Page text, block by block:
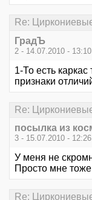
Re:
ГрадЪ
2 - 14.07.2010 - 13:10
1-То есть
признаки
Re:
посылка из
3 - 15.07.2010 - 12:26
У меня не
Просто мне тоже
Re: